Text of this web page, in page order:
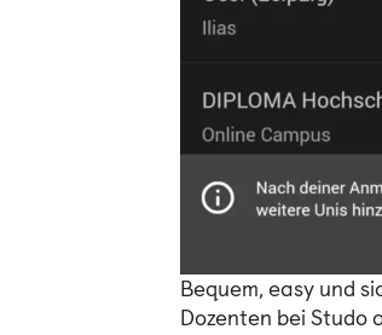
Bequem, easy und
Dozenten bei Studo